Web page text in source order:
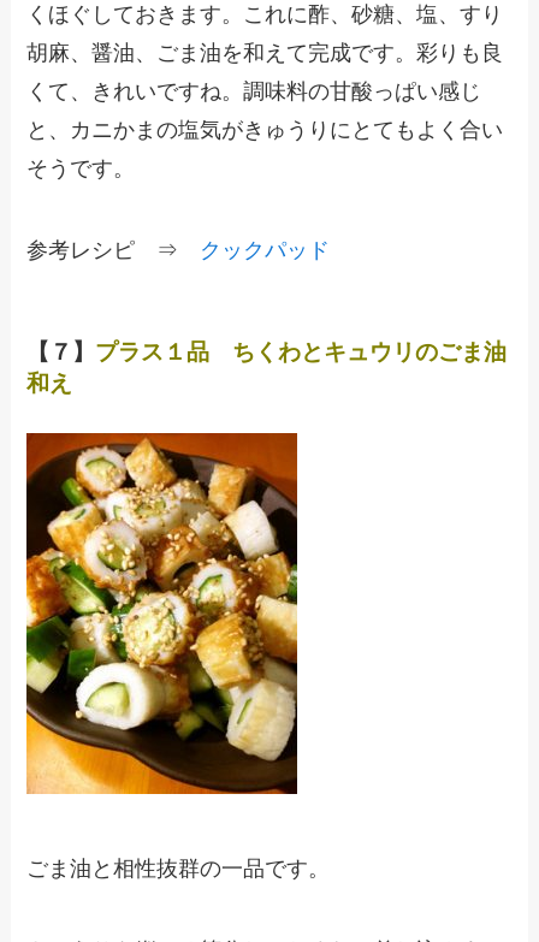
くほぐしておきます。これに酢、砂糖、塩、すり
胡麻、醤油、ごま油を和えて完成です。彩りも良
くて、きれいですね。調味料の甘酸っぱい感じ
と、カニかまの塩気がきゅうりにとてもよく合い
そうです。
参考レシピ ⇒ クックパッド
【７】 プラス１品 ちくわとキュウリのごま油
和え
ごま油と相性抜群の一品です。